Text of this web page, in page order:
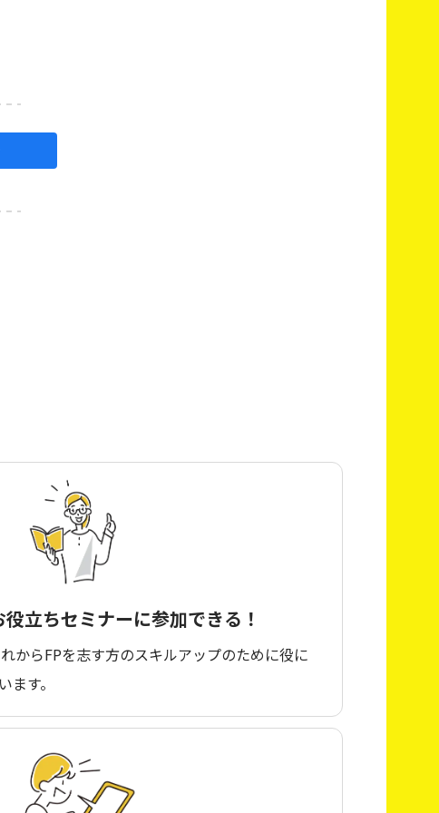
役立ちセミナーに参加できる！
からFPを志す方のスキルアップのために役に
す。